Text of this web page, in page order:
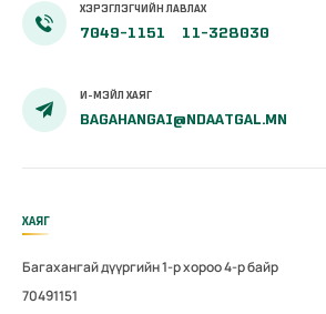
ХЭРЭГЛЭГЧИЙН ЛАВЛАХ
7049-1151 11-328030
И-МЭЙЛ ХАЯГ
BAGAHANGAI@NDAATGAL.MN
ХАЯГ
Багахангай дүүргийн 1-р хороо 4-р байр
70491151